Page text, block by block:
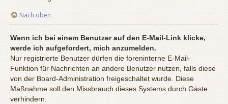
Nach oben
Wenn ich bei einem Benutzer auf den E-Mail-Link klicke,
werde ich aufgefordert, mich anzumelden.
Nur registrierte Benutzer dürfen die foreninterne E-Mail-
Funktion für Nachrichten an andere Benutzer nutzen, falls diese
von der Board-Administration freigeschaltet wurde. Diese
Maßnahme soll den Missbrauch dieses Systems durch Gäste
verhindern.